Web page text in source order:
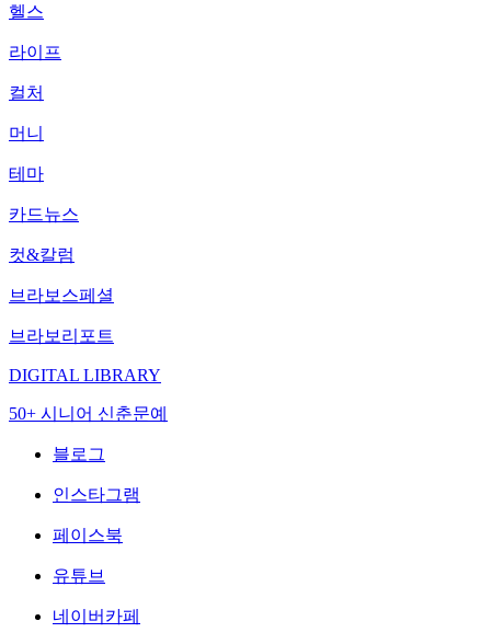
헬스
라이프
컬처
머니
테마
카드뉴스
컷&칼럼
브라보스페셜
브라보리포트
DIGITAL LIBRARY
50+ 시니어 신춘문예
블로그
인스타그램
페이스북
유튜브
네이버카페